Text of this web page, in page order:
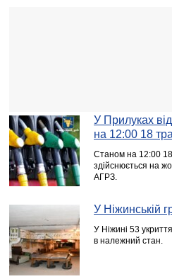
У Прилуках
на 12:00 18
Станом на 12:00
здійснюється на
АГРЗ.
У Ніжинській
У Ніжині 53
в належний стан.